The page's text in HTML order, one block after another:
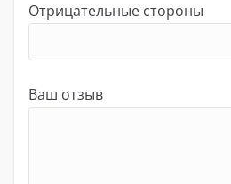
Отрицательные стороны
Ваш отзыв